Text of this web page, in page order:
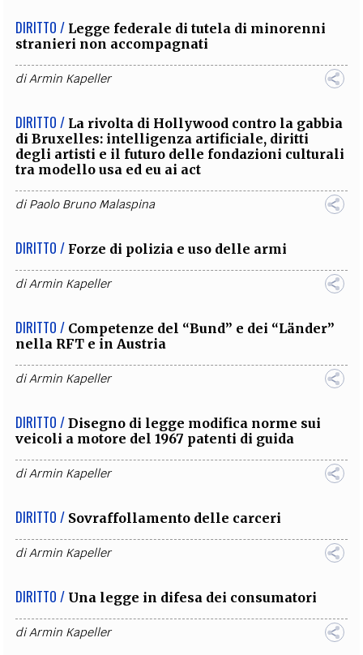
DIRITTO / Legge federale di tutela di minorenni
stranieri non accompagnati
diArmin Kapeller
DIRITTO / La rivolta di Hollywood contro la gabbia
di Bruxelles: intelligenza artificiale, diritti
degli artisti e il futuro delle fondazioni culturali
tra modello usa ed eu ai act
diPaolo Bruno Malaspina
DIRITTO / Forze di polizia e uso delle armi
diArmin Kapeller
DIRITTO / Competenze del “Bund” e dei “Länder”
nella RFT e in Austria
diArmin Kapeller
DIRITTO / Disegno di legge modifica norme sui
veicoli a motore del 1967 patenti di guida
diArmin Kapeller
DIRITTO / Sovraffollamento delle carceri
diArmin Kapeller
DIRITTO / Una legge in difesa dei consumatori
diArmin Kapeller